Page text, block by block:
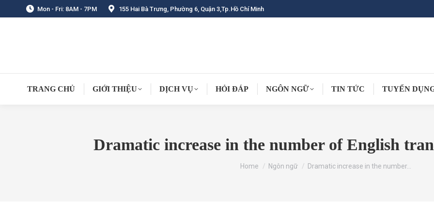
Mon - Fri: 8AM - 7PM 155 Hai Bà Trưng, Phường 6, Quận 3,Tp.Hồ Chí Minh
TRANG CHỦ GIỚI THIỆU DỊCH VỤ HỎI ĐÁP NGÔN NGỮ TIN TỨC TUYỂN
Dramatic increase in the number of English
You are here:
Home Ngôn ngữ Dramatic increase in the number…